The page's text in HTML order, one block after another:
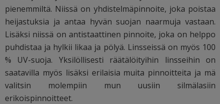
pienemmiltä. Niissä on yhdistelmäpinnoite, joka poistaa
heijastuksia ja antaa hyvän suojan naarmuja vastaan.
Lisäksi niissä on antistaattinen pinnoite, joka on helppo
puhdistaa ja hylkii likaa ja pölyä. Linsseissä on myös 100
% UV-suoja. Yksilöllisesti räätälöityihin linsseihin on
saatavilla myös lisäksi erilaisia muita pinnoitteita ja mä
valitsin molempiin mun uusiin silmälasiin
erikoispinnoitteet.